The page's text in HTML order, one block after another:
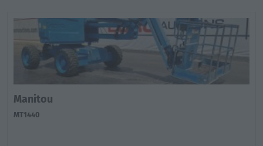
Manitou
MT1440